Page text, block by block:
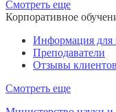
Смотреть еще
Корпоративное
Информация для
Преподаватели
Отзывы клиентов
Смотреть еще